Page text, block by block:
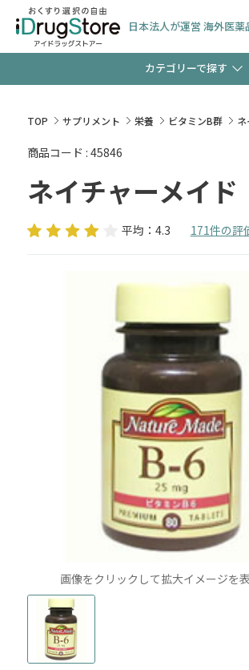
日本法人が運営 海外医
カテゴリーで探す
【
TOP サプリメント 栄養 ビタミンB群
商品コード : 45846
ネイチャーメイ
平均：4.3 171件の評
画像をクリックして拡大イメージを